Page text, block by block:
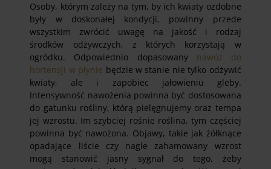
Osoby, którym zależy na tym, by ich kwiaty ozdobne
były w doskonałej kondycji, powinny przede
wszystkim zwrócić uwagę na jakość i rodzaj
środków odżywczych, z których korzystają w
ogródku. Odpowiednio dopasowany nawóz do
hortensji w płynie będzie w stanie nie tylko odżywić
kwiaty, ale i zapobiec jałowieniu gleby.
Intensywność nawożenia powinna być dostosowana
do gatunku rośliny, którą pielęgnujemy oraz tempa
jej wzrostu. Im szybciej rośnie roślina, tym częściej
powinna być nawożona. Objawy, takie jak żółknące
opadające liście czy nagle zahamowany wzrost
mogą stanowić jasny sygnał do tego, żeby